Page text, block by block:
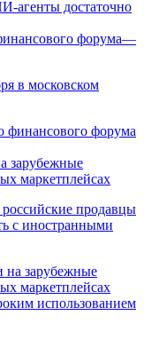
форума—
в московском
зарубежные
маркетплейсах
российские продавцы
с иностранными
использованием